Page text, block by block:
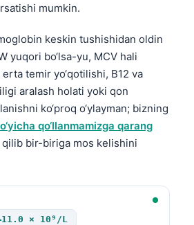
mumkin.
keskin tushishidan oldin
yuqori bo‘lsa-yu, MCV hali
erta temir yo‘qotilishi, B12 va
aralash holati yoki qon
ko‘proq o‘ylayman; bizning
qo‘llanmamizga qarang
qilib bir-biriga mos kelishini
× 10⁹/L